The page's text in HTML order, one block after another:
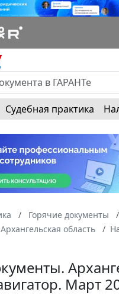
Судебная практика
Горячие документы
Архангельская область
Март